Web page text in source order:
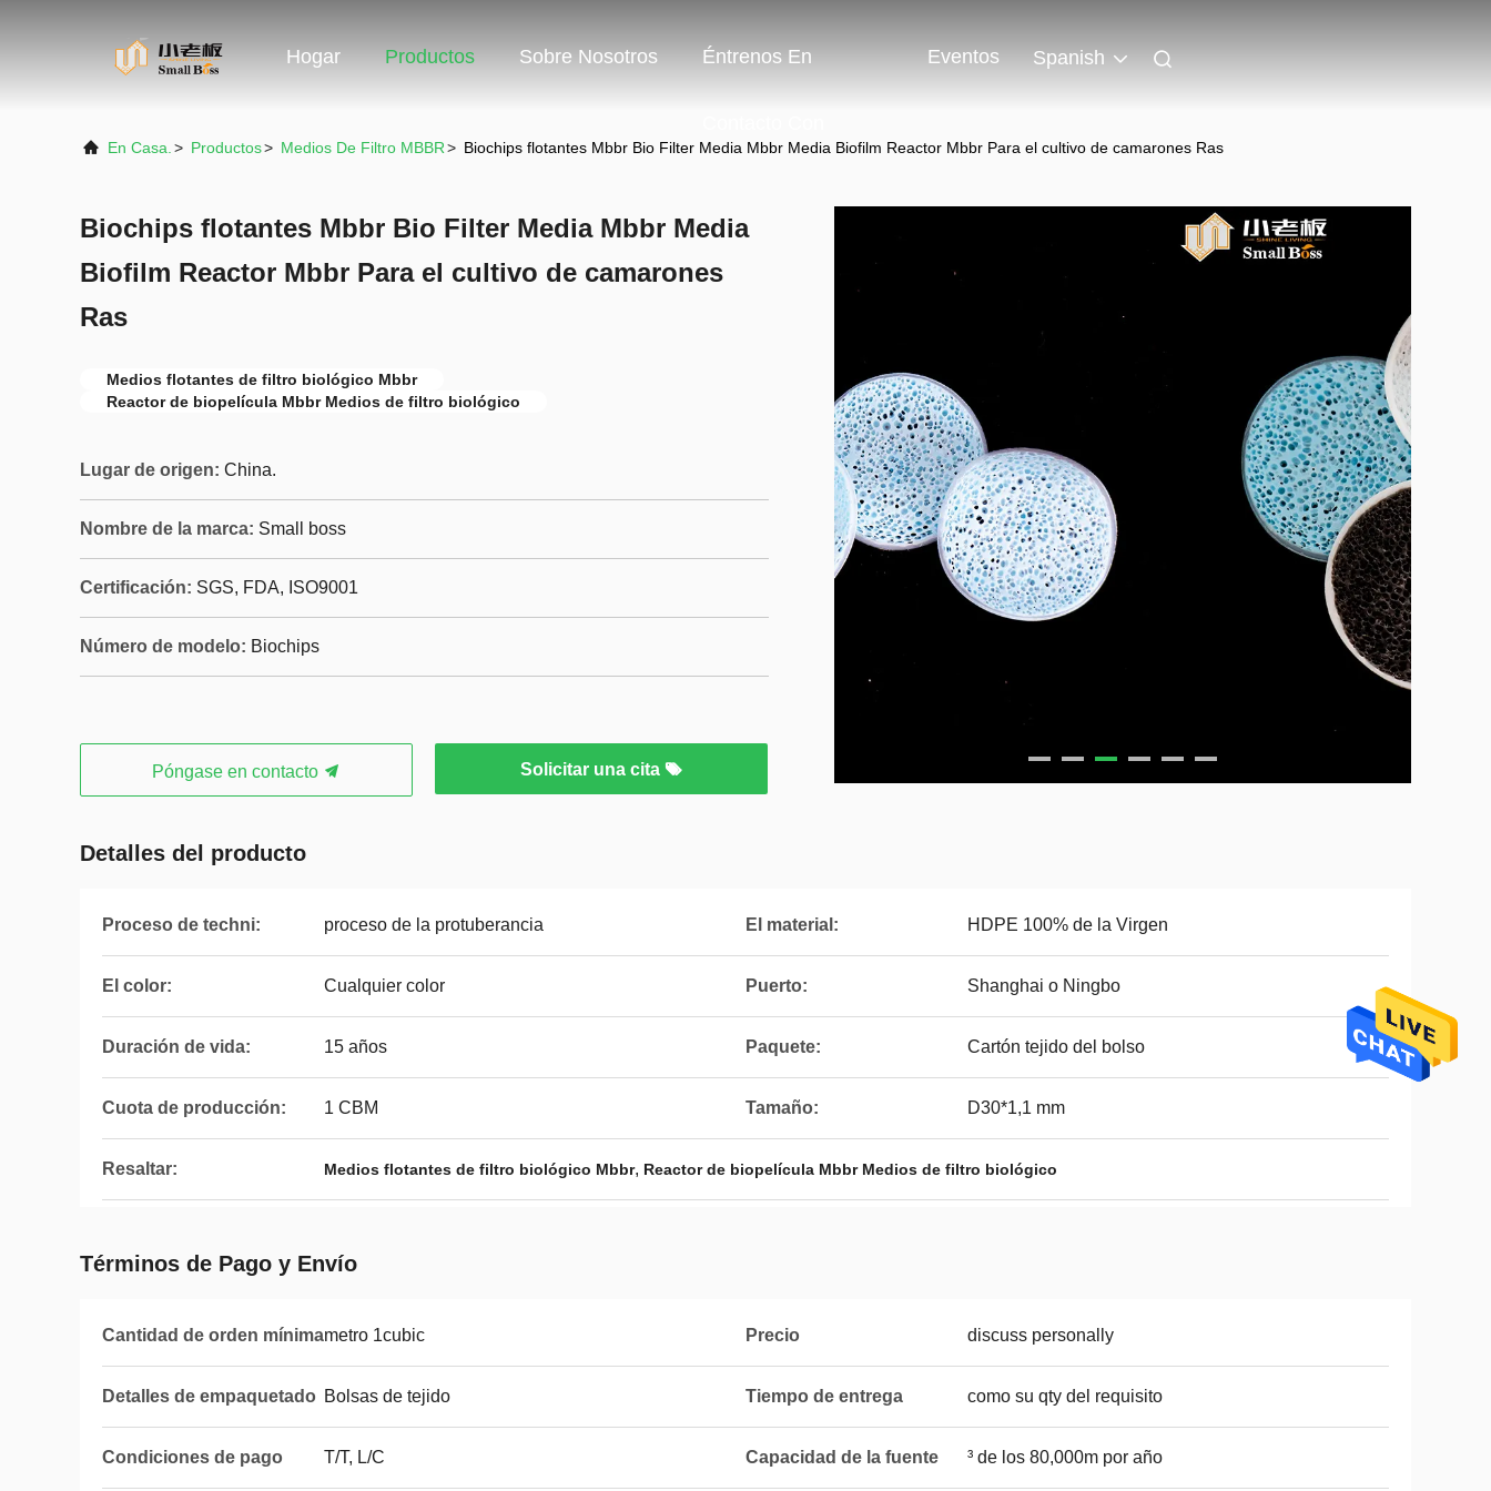
Hogar Productos Sobre Nosotros Éntrenos En Eventos Spanish
En Casa. > Productos> Medios De Filtro MBBR> Biochips flotantes Mbbr Bio Filter Media Mbbr Media Biofilm Reactor Mbbr Para el cultivo de camarones Ras
Biochips flotantes Mbbr Bio Filter Media Mbbr Media
Biofilm Reactor Mbbr Para el cultivo de camarones
Ras
Medios flotantes de filtro biológico Mbbr
Reactor de biopelícula Mbbr Medios de filtro biológico
Lugar de origen: China.
Nombre de la marca: Small boss
Certificación: SGS, FDA, ISO9001
Número de modelo: Biochips
Póngase en contacto Solicitar una cita
Detalles del producto
Proceso de techni: proceso de la protuberancia El material: HDPE 100% de la Virgen
El color: Cualquier color Puerto: Shanghai o Ningbo
Duración de vida: 15 años Paquete: Cartón tejido del bolso
Cuota de producción: 1 CBM Tamaño: D30*1,1 mm
Resaltar: Medios flotantes de filtro biológico Mbbr, Reactor de biopelícula Mbbr Medios de filtro biológico
Términos de Pago y Envío
Cantidad de orden mínimametro 1cubic Precio discuss personally
Detalles de empaquetado Bolsas de tejido Tiempo de entrega como su qty del requisito
Condiciones de pago T/T, L/C Capacidad de la fuente ³ de los 80,000m por año